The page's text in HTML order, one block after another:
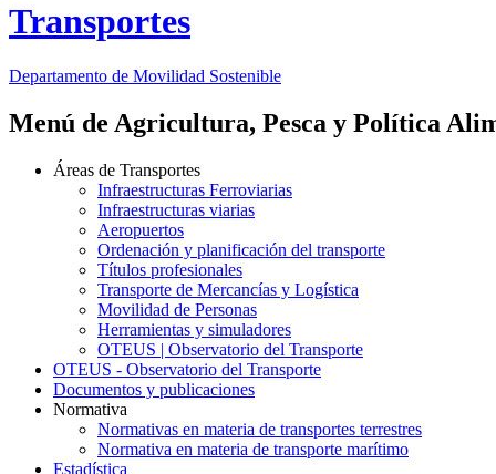
Transportes
Departamento de Movilidad Sostenible
Menú de Agricultura, Pesca y Política
Áreas de Transportes
Infraestructuras Ferroviarias
Infraestructuras viarias
Aeropuertos
Ordenación y planificación del transporte
Títulos profesionales
Transporte de Mercancías y Logística
Movilidad de Personas
Herramientas y simuladores
OTEUS | Observatorio del Transporte
OTEUS - Observatorio del Transporte
Documentos y publicaciones
Normativa
Normativas en materia de transportes terrestres
Normativa en materia de transporte marítimo
Estadística